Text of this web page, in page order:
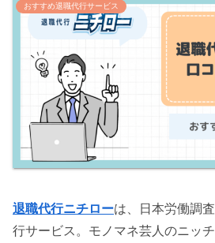
おすすめ退職代行サービス
退職代行ニチローは、日本労働調
行サービス。モノマネ芸人のニッ